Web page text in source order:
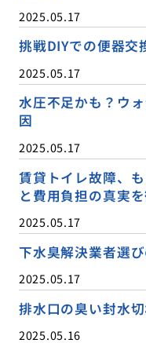
2025.05.17
挑戦DIYでの便器交
2025.05.17
水圧不足かも？ウ
因
2025.05.17
賃貸トイレ故障、
と費用負担の真実
2025.05.17
下水臭解決業者選
2025.05.17
排水口の臭い封水
2025.05.16